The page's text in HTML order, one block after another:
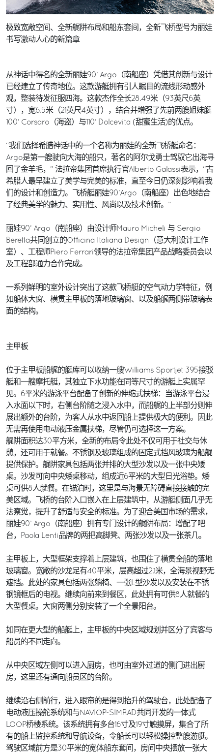
极致宽敞空间、全新艉阱布局和船东套间，全新飞桥型号为丽娃
书写激动人心的新篇章
从神话中得名的全新丽娃90’ Argo（南船座）凭借其创新与设计
已经建立了传奇地位。这款游艇拥有引人瞩目的流线形动感外
观，整装待发征服四海。这款杰作全长28.49米（93英尺6英
寸），宽6.5米（21英尺4英寸），结合并增强了先前两艘姐妹艇
100’ Corsaro（海盗）与110’ Dolcevita (甜蜜生活)的优点。
“我们选择希腊神话中的一个名称为丽娃的全新飞桥艇命名：
Argo是第一艘驶向大海的船只，著名的阿尔戈勇士驾驭它出海寻
回了金羊毛，” 法拉帝集团首席执行官Alberto Galassi表示，“古
希腊人最早建立了美学与完美的标准，直至今日仍深刻影响着我
们的设计和创造力。飞桥艇丽娃90’Argo（南船座）出色地结合
了经典美学的魅力、实用性、风尚以及技术创新。”
丽娃90’ Argo（南船座）由设计师Mauro Micheli 与 Sergio
Beretta共同创立的Officina Italiana Design（意大利设计工作
室）、工程师Piero Ferrari领导的法拉帝集团产品战略委员会以
及工程部通力合作完成。
一系列鲜明的室外设计突出了这款飞桥艇的空气动力学特征，例
如船体大窗、横贯主甲板的落地玻璃窗、以及船艉两侧带玻璃表
面的结构。
主甲板
位于主甲板船艉的艇库可以收纳一艘Williams Sportjet 395接驳
艇和一艘摩托艇，其独立下水功能在同等尺寸的游艇上实属罕
见。6平米的游泳平台配备了创新的伸缩式扶梯：当游泳平台浸
入水面以下时，右侧台阶随之浸入水中，而船艉的上半部分则伸
展出额外的台阶，为客人从水中返回船上提供极大的便利。因此
无需再使用电动液压金属扶梯，尽管仍可选择这一方案。
艉阱面积达30平方米，全新的布局令此处不仅可用于社交与休
憩，还可用于就餐。不锈钢及玻璃组成的固定式挡风玻璃为船艉
提供保护。艉阱家具包括两张并排的大型沙发以及一张中央矮
桌。沙发可向中央矮桌移动，组成近6平米的大型日光浴垫。矮
桌可供8人就餐。在锚泊时，这里是与海景无障碍直接接触的完
美区域。飞桥的台阶入口嵌入在上层建筑中，从游艇侧面几乎无
法察觉，提升了舒适与安全的标准。为了迎合美国市场的需求，
丽娃90’ Argo（南船座）拥有专门设计的艉阱布局：增配了吧
台，Paola Lenti品牌的两把高脚凳、两张沙发以及一张茶几。
主甲板上，大型框架支撑着上层建筑，也围住了横贯全船的落地
玻璃窗。宽敞的沙龙足有40平米，层高超过2.1米，全海景视野无
遮挡。此处的家具包括两张躺椅、一张L型沙发以及安装在不锈
钢镜框后的电视。继续向前来到餐区，此处拥有可供8人就餐的
大型餐桌。大窗两侧分别安装了一个全景阳台。
如同在更大型的船艇上，主甲板的中央区域规划并区分了宾客与
船员的不同走向。
从中央区域左侧可以进入厨房，也可由室外过道的侧门进出厨
房，这里还有通向船员区的台阶。
继续沿右侧前行，进入眼帘的是得到抬升的驾驶台，此处配备了
电动液压操舵系统和与NAVIOP-SIMRAD共同开发的一体式
LOOP桥楼系统。该系统拥有多台16寸及19寸触摸屏，集合了所
有的船上监控系统和导航设备，令船长可以轻松操控整艘游艇。
驾驶区域前方是30平米的宽体船东套间，房间中央摆放一张大